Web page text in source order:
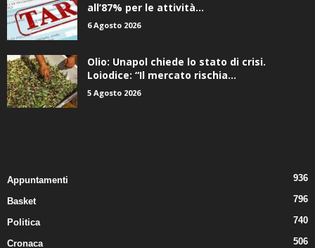
all’87% per le attività...
6 Agosto 2026
Olio: Unapol chiede lo stato di crisi.
Loiodice: “Il mercato rischia...
5 Agosto 2026
Appuntamenti 936
Basket 796
Politica 740
Cronaca 506